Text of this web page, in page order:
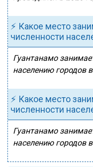
⚡ Какое место
численности
Гуантанамо
населению городов
⚡ Какое место
численности
Гуантанамо
населению городов